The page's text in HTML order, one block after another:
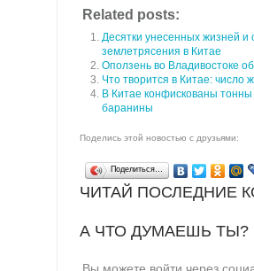
Related posts:
Десятки унесенных жизней и
землетрясения в Китае
Оползень во Владивостоке
Что творится в Китае: число
В Китае конфискованы
баранины
Поделись этой новостью с друзьями:
Поделиться…
ЧИТАЙ ПОСЛЕДНИЕ
А ЧТО ДУМАЕШЬ